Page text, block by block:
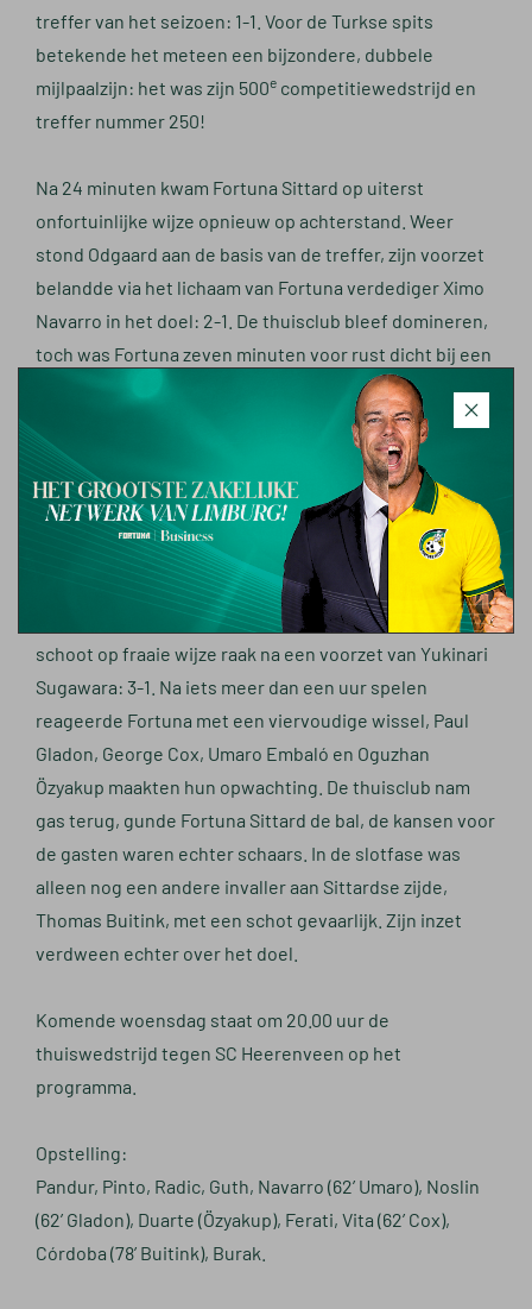
treffer van het seizoen: 1-1. Voor de Turkse spits
betekende het meteen een bijzondere, dubbele
mijlpaalzijn: het was zijn 500e competitiewedstrijd en
treffer nummer 250!
Na 24 minuten kwam Fortuna Sittard op uiterst
onfortuinlijke wijze opnieuw op achterstand. Weer
stond Odgaard aan de basis van de treffer, zijn voorzet
belandde via het lichaam van Fortuna verdediger Ximo
Navarro in het doel: 2-1. De thuisclub bleef domineren,
toch was Fortuna zeven minuten voor rust dicht bij een
nieuwe gelijkmaker. Een voorzet van Córdoba werd
door Vanheusden van richting veranderd, AZ-doelman
Mathew Ryan kon ternauwernood een tweede
tegentreffer voorkomen.
Na rust was AZ de dominerende ploeg, na 56 minuten
spelen noteerde de thuisclub de derde treffer. Het
doelpunt werd gescoord door Vangelis Pavlidis, hij
schoot op fraaie wijze raak na een voorzet van Yukinari
Sugawara: 3-1. Na iets meer dan een uur spelen
reageerde Fortuna met een viervoudige wissel, Paul
Gladon, George Cox, Umaro Embaló en Oguzhan
Özyakup maakten hun opwachting. De thuisclub nam
gas terug, gunde Fortuna Sittard de bal, de kansen voor
de gasten waren echter schaars. In de slotfase was
alleen nog een andere invaller aan Sittardse zijde,
Thomas Buitink, met een schot gevaarlijk. Zijn inzet
verdween echter over het doel.
Komende woensdag staat om 20.00 uur de
thuiswedstrijd tegen SC Heerenveen op het
programma.
Opstelling:
Pandur, Pinto, Radic, Guth, Navarro (62’ Umaro), Noslin
(62’ Gladon), Duarte (Özyakup), Ferati, Vita (62’ Cox),
Córdoba (78’ Buitink), Burak.